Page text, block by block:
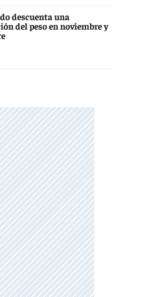
descuenta una
del peso en noviembre y